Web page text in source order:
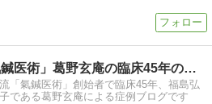
脉診流「氣鍼医術」葛野玄庵の臨床45年のブログ
「氣鍼医術」創始者で臨床45年、福島弘
である葛野玄庵による症例ブログです